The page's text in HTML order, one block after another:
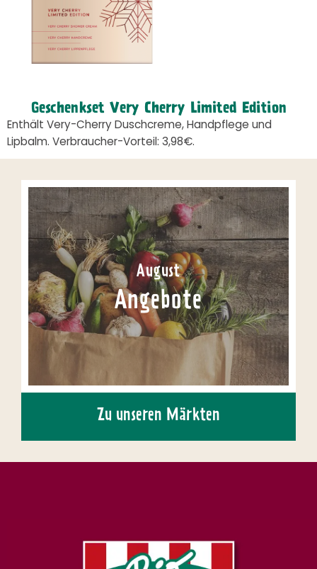
Geschenkset Very Cherry Limited Edition
Enthält Very-Cherry Duschcreme, Handpflege und
Lipbalm. Verbraucher-Vorteil: 3,98€.
August
Angebote
Zu unseren Märkten